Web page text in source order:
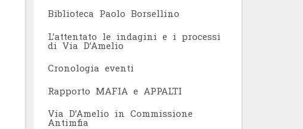
Biblioteca Paolo Borsellino
L’attentato le indagini e i processi
di Via D’Amelio
Cronologia eventi
Rapporto MAFIA e APPALTI
Via D’Amelio in Commissione
Antimfia